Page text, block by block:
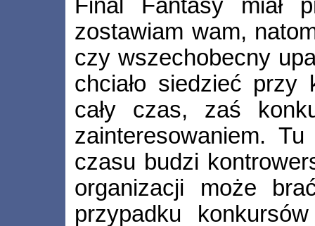
Final Fantasy miał
zostawiam wam,
czy wszechobecny
chciało siedzieć przy
cały czas, zaś
zainteresowaniem.
czasu budzi
organizacji może
przypadku